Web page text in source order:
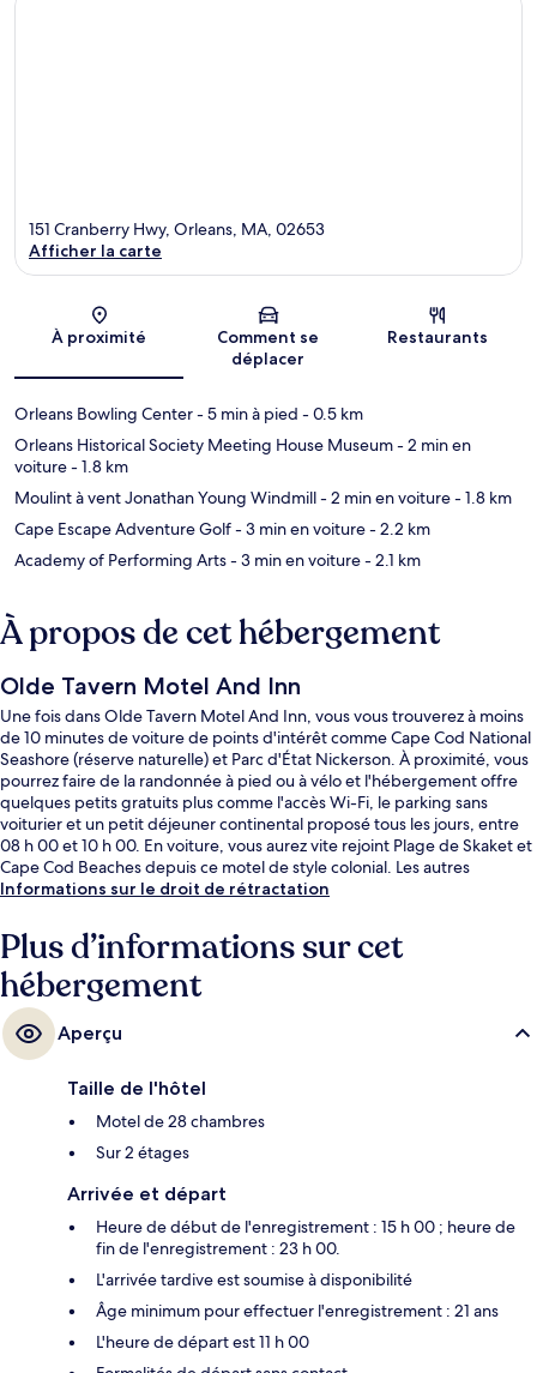
Carte
151 Cranberry Hwy, Orleans, MA, 02653
Afficher la carte
À proximité
Comment se
déplacer
Restaurants
Orleans Bowling Center- 5 min à pied - 0.5 km
Orleans Historical Society Meeting House Museum- 2 min en
voiture- 1.8 km
Moulint à vent Jonathan Young Windmill- 2 min en voiture- 1.8 km
Cape Escape Adventure Golf- 3 min en voiture- 2.2 km
Academy of Performing Arts- 3 min en voiture- 2.1 km
À propos de cet hébergement
Olde Tavern Motel And Inn
Une fois dans Olde Tavern Motel And Inn, vous vous trouverez à moins
de 10 minutes de voiture de points d'intérêt comme Cape Cod National
Seashore (réserve naturelle) et Parc d'État Nickerson. À proximité, vous
pourrez faire de la randonnée à pied ou à vélo et l'hébergement offre
quelques petits gratuits plus comme l'accès Wi-Fi, le parking sans
voiturier et un petit déjeuner continental proposé tous les jours, entre
08 h 00 et 10 h 00. En voiture, vous aurez vite rejoint Plage de Skaket et
Cape Cod Beaches depuis ce motel de style colonial. Les autres
voyageurs adorent le personnel attentionné.
Informations sur le droit de rétractation
Plus d’informations sur cet
hébergement
Aperçu
Taille de l'hôtel
Motel de 28 chambres
Sur 2 étages
Arrivée et départ
Heure de début de l'enregistrement : 15 h 00 ; heure de
fin de l'enregistrement : 23 h 00.
L'arrivée tardive est soumise à disponibilité
Âge minimum pour effectuer l'enregistrement : 21 ans
L'heure de départ est 11 h 00